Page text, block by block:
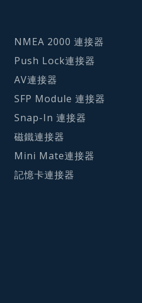
NMEA 2000 連接器
Push Lock連接器
AV連接器
SFP Module 連接器
Snap-In 連接器
磁鐵連接器
Mini Mate連接器
記憶卡連接器